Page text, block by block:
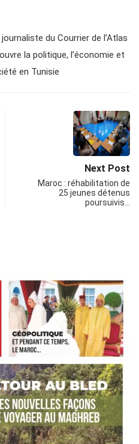
du Courrier de l’Atlas
la politique, l’économie et
en Tunisie
Next Post
Maroc : réhabilitation de
25 jeunes détenus
poursuivis…